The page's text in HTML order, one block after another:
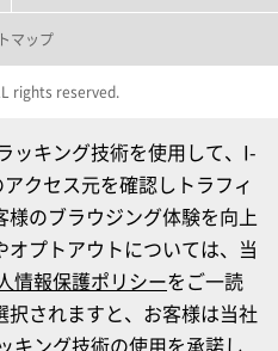
ッキング技術を使用して、I-
クセス元を確認しトラフィ
様のブラウジング体験を向上
プトアウトについては、当
情報保護ポリシーをご一読
択されますと、お客様は当社
キング技術の使用を承諾し
マップ
rights reserved.